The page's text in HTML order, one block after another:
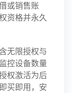
或销售账
资格并永久
无限授权与
控设备数量
权激活为后
买即用，安